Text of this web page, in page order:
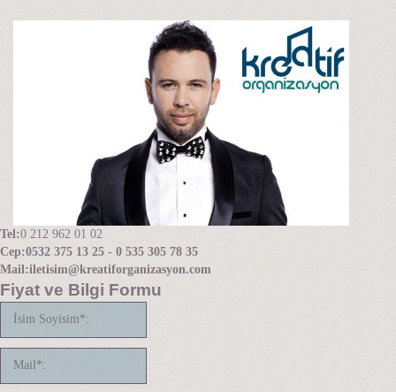
Tel:0 212 962 01 02
Cep:0532 375 13 25 - 0 535 305 78 35
Mail:iletisim@kreatiforganizasyon.com
Fiyat ve Bilgi Formu